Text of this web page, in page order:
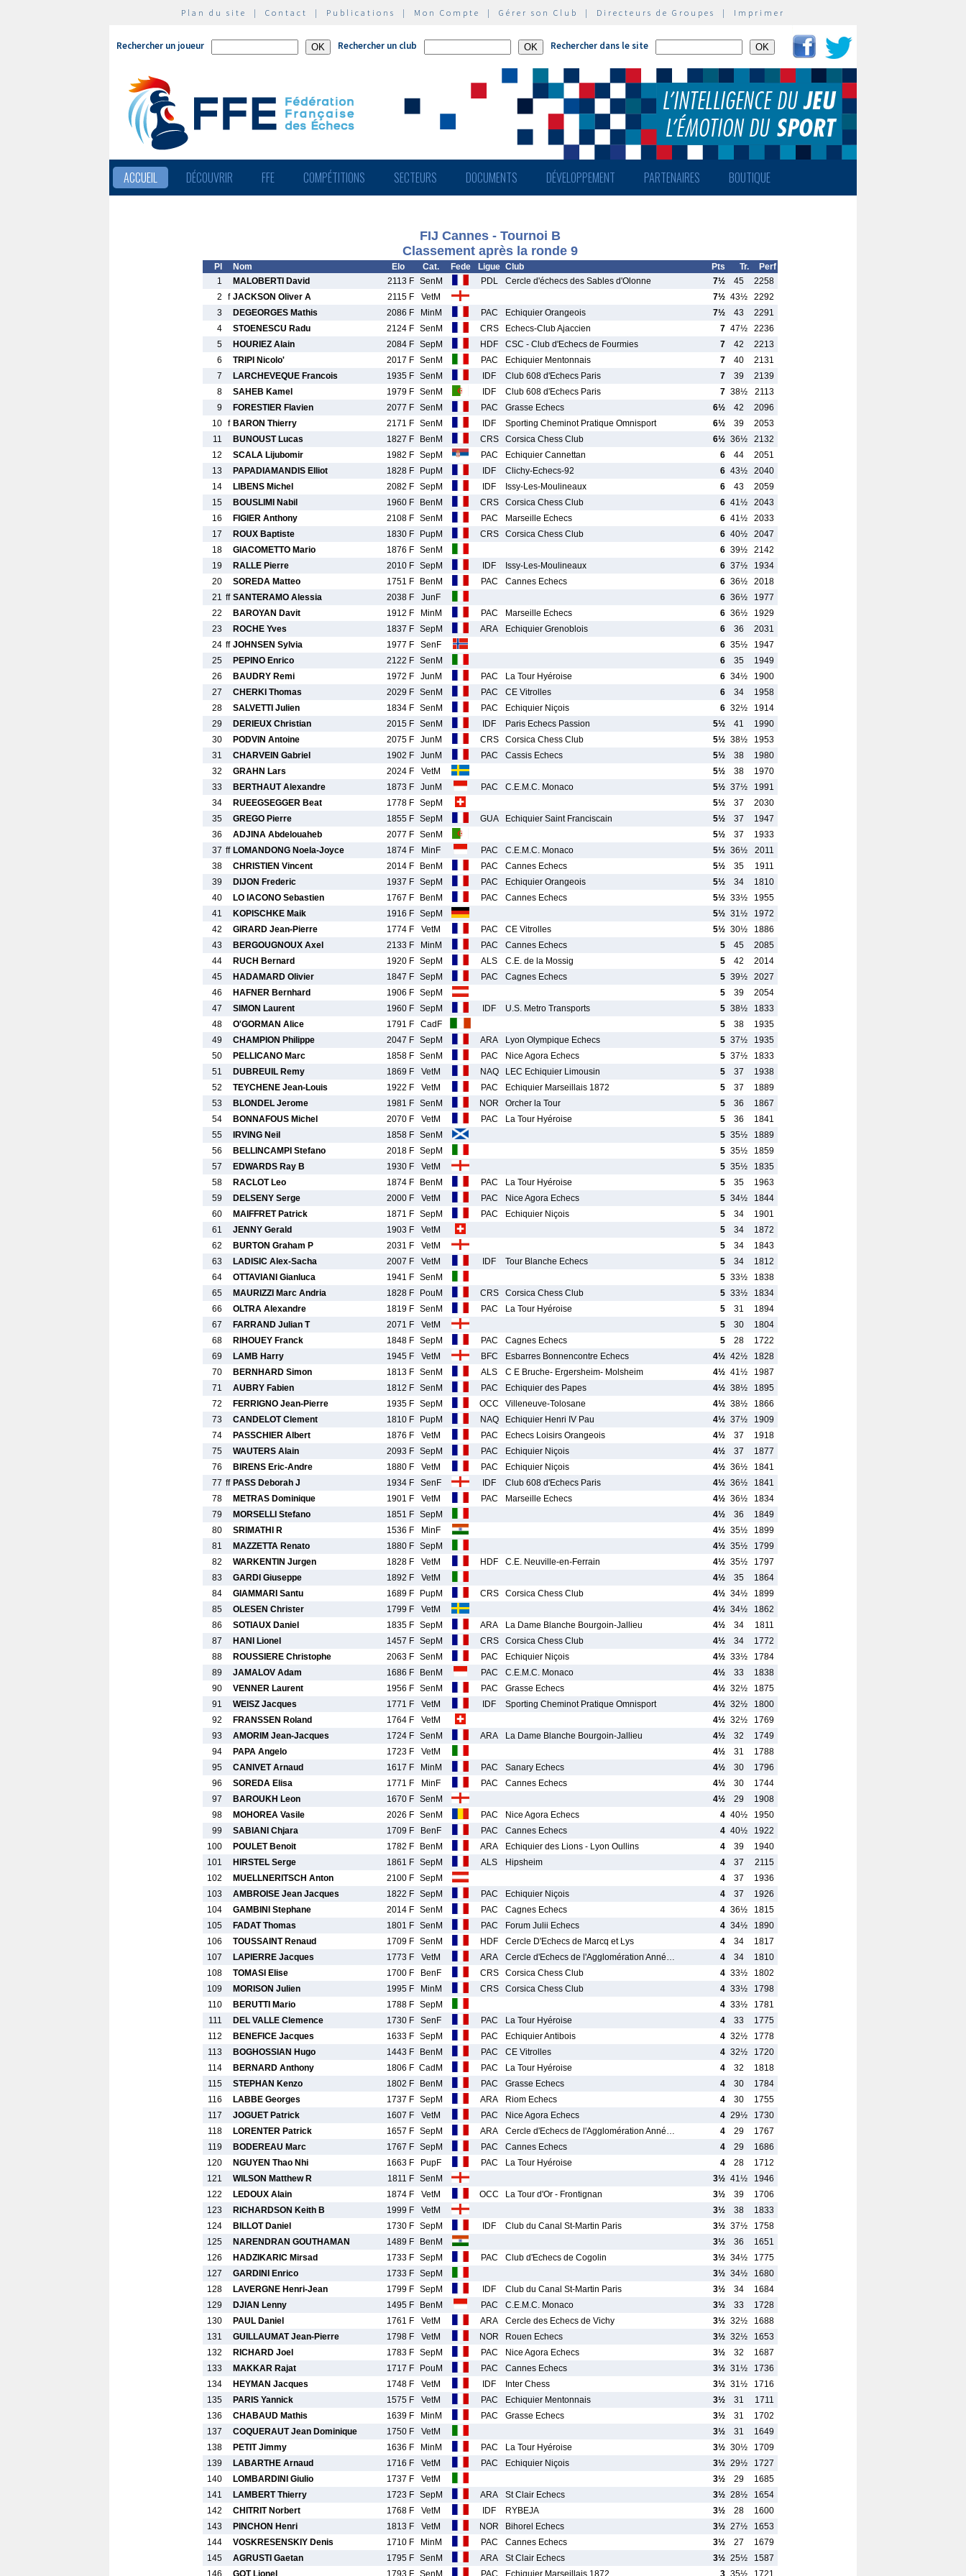
Plan du site | Contact | Publications | Mon Compte | Gérer son Club | Directeurs de Groupes | Imprimer
Rechercher un joueur Rechercher un club Rechercher dans le site
ACCUEIL DÉCOUVRIR FFE COMPÉTITIONS SECTEURS DOCUMENTS DÉVELOPPEMENT PARTENAIRES BOUTIQUE
FIJ Cannes - Tournoi B
Classement après la ronde 9
Pl Nom Elo Cat. Fede Ligue Club Pts Tr.
Perf
1
MALOBERTI David 2113 F SenM PDL Cercle d'échecs des Sables d'Olonne 7½ 45
2258
2
f JACKSON Oliver A 2115 F VetM 7½ 43½
2292
3
DEGEORGES Mathis 2086 F MinM PAC Echiquier Orangeois 7½ 43
2291
4
STOENESCU Radu 2124 F SenM CRS Echecs-Club Ajaccien 7 47½
2236
5
HOURIEZ Alain 2084 F SepM HDF CSC - Club d'Echecs de Fourmies 7 42
2213
6
TRIPI Nicolo' 2017 F SenM PAC Echiquier Mentonnais 7 40
2131
7
LARCHEVEQUE Francois 1935 F SenM IDF Club 608 d'Echecs Paris 7 39
2139
8
SAHEB Kamel 1979 F SenM IDF Club 608 d'Echecs Paris 7 38½
2113
9
FORESTIER Flavien 2077 F SenM PAC Grasse Echecs 6½ 42
2096
10 f BARON Thierry 2171 F SenM IDF Sporting Cheminot Pratique Omnisport 6½ 39
2053
11
BUNOUST Lucas 1827 F BenM CRS Corsica Chess Club 6½ 36½
2132
12
SCALA Lijubomir 1982 F SepM PAC Echiquier Cannettan 6 44
2051
13
PAPADIAMANDIS Elliot 1828 F PupM IDF Clichy-Echecs-92 6 43½
2040
14
LIBENS Michel 2082 F SepM IDF Issy-Les-Moulineaux 6 43
2059
15
BOUSLIMI Nabil 1960 F BenM CRS Corsica Chess Club 6 41½
2043
16
FIGIER Anthony 2108 F SenM PAC Marseille Echecs 6 41½
2033
17
ROUX Baptiste 1830 F PupM CRS Corsica Chess Club 6 40½
2047
18
GIACOMETTO Mario 1876 F SenM 6 39½
2142
19
RALLE Pierre 2010 F SepM IDF Issy-Les-Moulineaux 6 37½
1934
20
SOREDA Matteo 1751 F BenM PAC Cannes Echecs 6 36½
2018
21 ff SANTERAMO Alessia 2038 F JunF 6 36½
1977
22
BAROYAN Davit 1912 F MinM PAC Marseille Echecs 6 36½
1929
23
ROCHE Yves 1837 F SepM ARA Echiquier Grenoblois 6 36
2031
24 ff JOHNSEN Sylvia 1977 F SenF 6 35½
1947
25
PEPINO Enrico 2122 F SenM 6 35
1949
26
BAUDRY Remi 1972 F JunM PAC La Tour Hyéroise 6 34½
1900
27
CHERKI Thomas 2029 F SenM PAC CE Vitrolles 6 34
1958
28
SALVETTI Julien 1834 F SenM PAC Echiquier Niçois 6 32½
1914
29
DERIEUX Christian 2015 F SenM IDF Paris Echecs Passion 5½ 41
1990
30
PODVIN Antoine 2075 F JunM CRS Corsica Chess Club 5½ 38½
1953
31
CHARVEIN Gabriel 1902 F JunM PAC Cassis Echecs 5½ 38
1980
32
GRAHN Lars 2024 F VetM 5½ 38
1970
33
BERTHAUT Alexandre 1873 F JunM PAC C.E.M.C. Monaco 5½ 37½
1991
34
RUEEGSEGGER Beat 1778 F SepM 5½ 37
2030
35
GREGO Pierre 1855 F SepM GUA Echiquier Saint Franciscain 5½ 37
1947
36
ADJINA Abdelouaheb 2077 F SenM 5½ 37
1933
37 ff LOMANDONG Noela-Joyce 1874 F MinF PAC C.E.M.C. Monaco 5½ 36½
2011
38
CHRISTIEN Vincent 2014 F BenM PAC Cannes Echecs 5½ 35
1911
39
DIJON Frederic 1937 F SepM PAC Echiquier Orangeois 5½ 34
1810
40
LO IACONO Sebastien 1767 F BenM PAC Cannes Echecs 5½ 33½
1955
41
KOPISCHKE Maik 1916 F SepM 5½ 31½
1972
42
GIRARD Jean-Pierre 1774 F VetM PAC CE Vitrolles 5½ 30½
1886
43
BERGOUGNOUX Axel 2133 F MinM PAC Cannes Echecs 5 45
2085
44
RUCH Bernard 1920 F SepM ALS C.E. de la Mossig 5 42
2014
45
HADAMARD Olivier 1847 F SepM PAC Cagnes Echecs 5 39½
2027
46
HAFNER Bernhard 1906 F SepM 5 39
2054
47
SIMON Laurent 1960 F SepM IDF U.S. Metro Transports 5 38½
1833
48
O'GORMAN Alice 1791 F CadF 5 38
1935
49
CHAMPION Philippe 2047 F SepM ARA Lyon Olympique Echecs 5 37½
1935
50
PELLICANO Marc 1858 F SenM PAC Nice Agora Echecs 5 37½
1833
51
DUBREUIL Remy 1869 F VetM NAQ LEC Echiquier Limousin 5 37
1938
52
TEYCHENE Jean-Louis 1922 F VetM PAC Echiquier Marseillais 1872 5 37
1889
53
BLONDEL Jerome 1981 F SenM NOR Orcher la Tour 5 36
1867
54
BONNAFOUS Michel 2070 F VetM PAC La Tour Hyéroise 5 36
1841
55
IRVING Neil 1858 F SenM 5 35½
1889
56
BELLINCAMPI Stefano 2018 F SepM 5 35½
1859
57
EDWARDS Ray B 1930 F VetM 5 35½
1835
58
RACLOT Leo 1874 F BenM PAC La Tour Hyéroise 5 35
1963
59
DELSENY Serge 2000 F VetM PAC Nice Agora Echecs 5 34½
1844
60
MAIFFRET Patrick 1871 F SepM PAC Echiquier Niçois 5 34
1901
61
JENNY Gerald 1903 F VetM 5 34
1872
62
BURTON Graham P 2031 F VetM 5 34
1843
63
LADISIC Alex-Sacha 2007 F VetM IDF Tour Blanche Echecs 5 34
1812
64
OTTAVIANI Gianluca 1941 F SenM 5 33½
1838
65
MAURIZZI Marc Andria 1828 F PouM CRS Corsica Chess Club 5 33½
1834
66
OLTRA Alexandre 1819 F SenM PAC La Tour Hyéroise 5 31
1894
67
FARRAND Julian T 2071 F VetM 5 30
1804
68
RIHOUEY Franck 1848 F SepM PAC Cagnes Echecs 5 28
1722
69
LAMB Harry 1945 F VetM BFC Esbarres Bonnencontre Echecs 4½ 42½
1828
70
BERNHARD Simon 1813 F SenM ALS C E Bruche- Ergersheim- Molsheim 4½ 41½
1987
71
AUBRY Fabien 1812 F SenM PAC Echiquier des Papes 4½ 38½
1895
72
FERRIGNO Jean-Pierre 1935 F SepM OCC Villeneuve-Tolosane 4½ 38½
1866
73
CANDELOT Clement 1810 F PupM NAQ Echiquier Henri IV Pau 4½ 37½
1909
74
PASSCHIER Albert 1876 F VetM PAC Echecs Loisirs Orangeois 4½ 37
1918
75
WAUTERS Alain 2093 F SepM PAC Echiquier Niçois 4½ 37
1877
76
BIRENS Eric-Andre 1880 F VetM PAC Echiquier Niçois 4½ 36½
1841
77 ff PASS Deborah J 1934 F SenF IDF Club 608 d'Echecs Paris 4½ 36½
1841
78
METRAS Dominique 1901 F VetM PAC Marseille Echecs 4½ 36½
1834
79
MORSELLI Stefano 1851 F SepM 4½ 36
1849
80
SRIMATHI R 1536 F MinF 4½ 35½
1899
81
MAZZETTA Renato 1880 F SepM 4½ 35½
1799
82
WARKENTIN Jurgen 1828 F VetM HDF C.E. Neuville-en-Ferrain 4½ 35½
1797
83
GARDI Giuseppe 1892 F VetM 4½ 35
1864
84
GIAMMARI Santu 1689 F PupM CRS Corsica Chess Club 4½ 34½
1899
85
OLESEN Christer 1799 F VetM 4½ 34½
1862
86
SOTIAUX Daniel 1835 F SepM ARA La Dame Blanche Bourgoin-Jallieu 4½ 34
1811
87
HANI Lionel 1457 F SepM CRS Corsica Chess Club 4½ 34
1772
88
ROUSSIERE Christophe 2063 F SenM PAC Echiquier Niçois 4½ 33½
1784
89
JAMALOV Adam 1686 F BenM PAC C.E.M.C. Monaco 4½ 33
1838
90
VENNER Laurent 1956 F SenM PAC Grasse Echecs 4½ 32½
1875
91
WEISZ Jacques 1771 F VetM IDF Sporting Cheminot Pratique Omnisport 4½ 32½
1800
92
FRANSSEN Roland 1764 F VetM 4½ 32½
1769
93
AMORIM Jean-Jacques 1724 F SenM ARA La Dame Blanche Bourgoin-Jallieu 4½ 32
1749
94
PAPA Angelo 1723 F VetM 4½ 31
1788
95
CANIVET Arnaud 1617 F MinM PAC Sanary Echecs 4½ 30
1796
96
SOREDA Elisa 1771 F MinF PAC Cannes Echecs 4½ 30
1744
97
BAROUKH Leon 1670 F SenM 4½ 29
1908
98
MOHOREA Vasile 2026 F SenM PAC Nice Agora Echecs 4 40½
1950
99
SABIANI Chjara 1709 F BenF PAC Cannes Echecs 4 40½
1922
100
POULET Benoit 1782 F BenM ARA Echiquier des Lions - Lyon Oullins 4 39
1940
101
HIRSTEL Serge 1861 F SepM ALS Hipsheim 4 37
2115
102
MUELLNERITSCH Anton 2100 F SepM 4 37
1936
103
AMBROISE Jean Jacques 1822 F SepM PAC Echiquier Niçois 4 37
1926
104
GAMBINI Stephane 2014 F SenM PAC Cagnes Echecs 4 36½
1815
105
FADAT Thomas 1801 F SenM PAC Forum Julii Echecs 4 34½
1890
106
TOUSSAINT Renaud 1709 F SenM HDF Cercle D'Echecs de Marcq et Lys 4 34
1817
107
LAPIERRE Jacques 1773 F VetM ARA Cercle d'Echecs de l'Agglomération Anné… 4 34
1810
108
TOMASI Elise 1700 F BenF CRS Corsica Chess Club 4 33½
1802
109
MORISON Julien 1995 F MinM CRS Corsica Chess Club 4 33½
1798
110
BERUTTI Mario 1788 F SepM 4 33½
1781
111
DEL VALLE Clemence 1730 F SenF PAC La Tour Hyéroise 4 33
1775
112
BENEFICE Jacques 1633 F SepM PAC Echiquier Antibois 4 32½
1778
113
BOGHOSSIAN Hugo 1443 F BenM PAC CE Vitrolles 4 32½
1720
114
BERNARD Anthony 1806 F CadM PAC La Tour Hyéroise 4 32
1818
115
STEPHAN Kenzo 1802 F BenM PAC Grasse Echecs 4 30
1784
116
LABBE Georges 1737 F SepM ARA Riom Echecs 4 30
1755
117
JOGUET Patrick 1607 F VetM PAC Nice Agora Echecs 4 29½
1730
118
LORENTER Patrick 1657 F SepM ARA Cercle d'Echecs de l'Agglomération Anné… 4 29
1767
119
BODEREAU Marc 1767 F SepM PAC Cannes Echecs 4 29
1686
120
NGUYEN Thao Nhi 1663 F PupF PAC La Tour Hyéroise 4 28
1712
121
WILSON Matthew R 1811 F SenM 3½ 41½
1946
122
LEDOUX Alain 1874 F VetM OCC La Tour d'Or - Frontignan 3½ 39
1706
123
RICHARDSON Keith B 1999 F VetM 3½ 38
1833
124
BILLOT Daniel 1730 F SepM IDF Club du Canal St-Martin Paris 3½ 37½
1758
125
NARENDRAN GOUTHAMAN 1489 F BenM 3½ 36
1651
126
HADZIKARIC Mirsad 1733 F SepM PAC Club d'Echecs de Cogolin 3½ 34½
1775
127
GARDINI Enrico 1733 F SepM 3½ 34½
1680
128
LAVERGNE Henri-Jean 1799 F SepM IDF Club du Canal St-Martin Paris 3½ 34
1684
129
DJIAN Lenny 1495 F BenM PAC C.E.M.C. Monaco 3½ 33
1728
130
PAUL Daniel 1761 F VetM ARA Cercle des Echecs de Vichy 3½ 32½
1688
131
GUILLAUMAT Jean-Pierre 1798 F VetM NOR Rouen Echecs 3½ 32½
1653
132
RICHARD Joel 1783 F SepM PAC Nice Agora Echecs 3½ 32
1687
133
MAKKAR Rajat 1717 F PouM PAC Cannes Echecs 3½ 31½
1736
134
HEYMAN Jacques 1748 F VetM IDF Inter Chess 3½ 31½
1716
135
PARIS Yannick 1575 F VetM PAC Echiquier Mentonnais 3½ 31
1711
136
CHABAUD Mathis 1639 F MinM PAC Grasse Echecs 3½ 31
1702
137
COQUERAUT Jean Dominique 1750 F VetM 3½ 31
1649
138
PETIT Jimmy 1636 F MinM PAC La Tour Hyéroise 3½ 30½
1709
139
LABARTHE Arnaud 1716 F VetM PAC Echiquier Niçois 3½ 29½
1727
140
LOMBARDINI Giulio 1737 F VetM 3½ 29
1685
141
LAMBERT Thierry 1723 F SepM ARA St Clair Echecs 3½ 28½
1654
142
CHITRIT Norbert 1768 F VetM IDF RYBEJA 3½ 28
1600
143
PINCHON Henri 1813 F VetM NOR Bihorel Echecs 3½ 27½
1653
144
VOSKRESENSKIY Denis 1710 F MinM PAC Cannes Echecs 3½ 27
1679
145
AGRUSTI Gaetan 1795 F SenM ARA St Clair Echecs 3½ 25½
1587
146
GOT Lionel 1793 F SenM PAC Echiquier Marseillais 1872 3 35½ 1721